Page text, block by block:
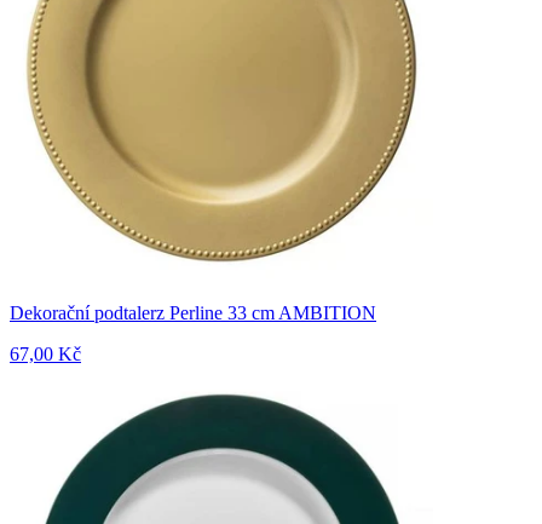
Dekorační podtalerz Perline 33 cm AMBITION
67,00 Kč